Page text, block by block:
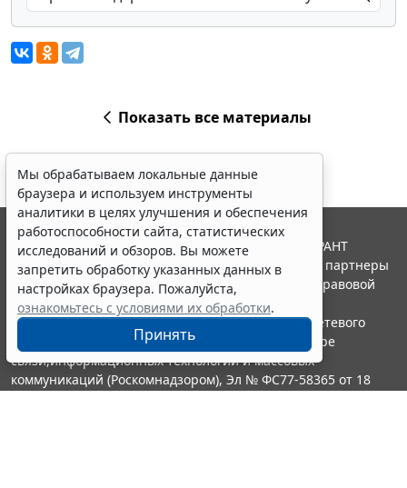
Показать все материалы
Мы обрабатываем локальные данные
браузера и используем инструменты
аналитики в целях улучшения и обеспечения
работоспособности сайта, статистических
исследований и обзоров. Вы можете
запретить обработку указанных данных в
настройках браузера. Пожалуйста,
ознакомьтесь с условиями их обработки.
Принять
© ООО "НПП "ГАРАНТ-СЕРВИС", 2026. Система ГАРАНТ
выпускается с 1990 года. Компания "Гарант" и ее партнеры
являются участниками Российской ассоциации правовой
информации ГАРАНТ.
Портал ГАРАНТ.РУ зарегистрирован в качестве сетевого
издания Федеральной службой по надзору в сфере
связи,информационных технологий и массовых
коммуникаций (Роскомнадзором), Эл № ФС77-58365 от 18